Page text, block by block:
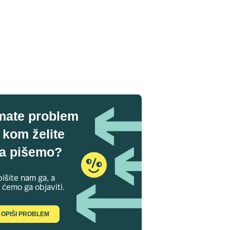
problem
kom želite
pišemo?
nam ga, a
ćemo ga objaviti.
OPIŠI PROBLEM